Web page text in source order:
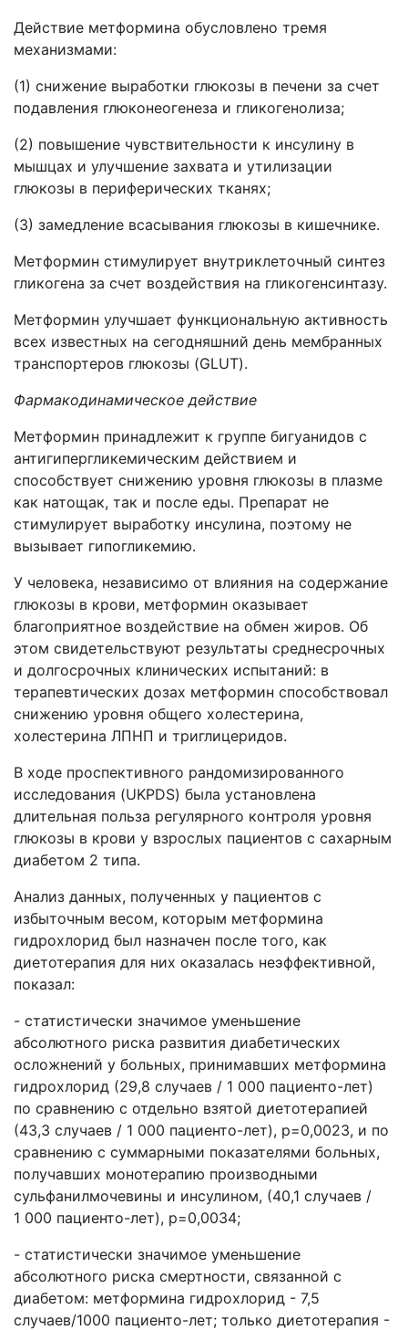
Действие метформина обусловлено тремя
механизмами:
(1) снижение выработки глюкозы в печени за счет
подавления глюконеогенеза и гликогенолиза;
(2) повышение чувствительности к инсулину в
мышцах и улучшение захвата и утилизации
глюкозы в периферических тканях;
(3) замедление всасывания глюкозы в кишечнике.
Метформин стимулирует внутриклеточный синтез
гликогена за счет воздействия на гликогенсинтазу.
Метформин улучшает функциональную активность
всех известных на сегодняшний день мембранных
транспортеров глюкозы (GLUT).
Фармакодинамическое действие
Метформин принадлежит к группе бигуанидов с
антигипергликемическим действием и
способствует снижению уровня глюкозы в плазме
как натощак, так и после еды. Препарат не
стимулирует выработку инсулина, поэтому не
вызывает гипогликемию.
У человека, независимо от влияния на содержание
глюкозы в крови, метформин оказывает
благоприятное воздействие на обмен жиров. Об
этом свидетельствуют результаты среднесрочных
и долгосрочных клинических испытаний: в
терапевтических дозах метформин способствовал
снижению уровня общего холестерина,
холестерина ЛПНП и триглицеридов.
В ходе проспективного рандомизированного
исследования (UKPDS) была установлена
длительная польза регулярного контроля уровня
глюкозы в крови у взрослых пациентов с сахарным
диабетом 2 типа.
Анализ данных, полученных у пациентов с
избыточным весом, которым метформина
гидрохлорид был назначен после того, как
диетотерапия для них оказалась неэффективной,
показал:
- статистически значимое уменьшение
абсолютного риска развития диабетических
осложнений у больных, принимавших метформина
гидрохлорид (29,8 случаев / 1 000 пациенто-лет)
по сравнению с отдельно взятой диетотерапией
(43,3 случаев / 1 000 пациенто-лет), p=0,0023, и по
сравнению с суммарными показателями больных,
получавших монотерапию производными
сульфанилмочевины и инсулином, (40,1 случаев /
1 000 пациенто-лет), p=0,0034;
- статистически значимое уменьшение
абсолютного риска смертности, связанной с
диабетом: метформина гидрохлорид - 7,5
случаев/1000 пациенто-лет; только диетотерапия -